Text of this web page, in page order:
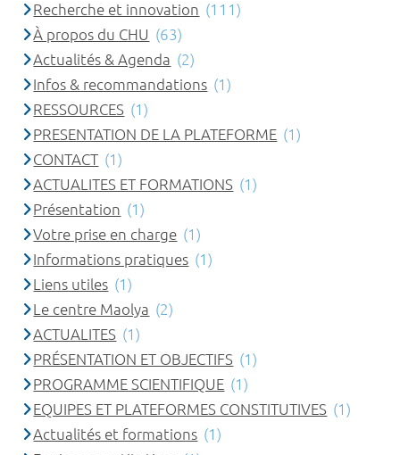
Recherche et innovation (111)
À propos du CHU (63)
Actualités & Agenda (2)
Infos & recommandations (1)
RESSOURCES (1)
PRESENTATION DE LA PLATEFORME (1)
CONTACT (1)
ACTUALITES ET FORMATIONS (1)
Présentation (1)
Votre prise en charge (1)
Informations pratiques (1)
Liens utiles (1)
Le centre Maolya (2)
ACTUALITES (1)
PRÉSENTATION ET OBJECTIFS (1)
PROGRAMME SCIENTIFIQUE (1)
EQUIPES ET PLATEFORMES CONSTITUTIVES (1)
Actualités et formations (1)